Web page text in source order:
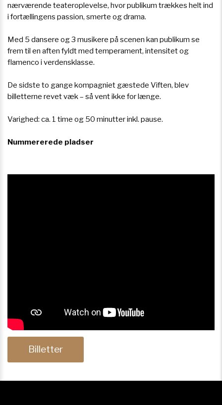
nærværende teateroplevelse, hvor publikum trækkes helt ind
i fortællingens passion, smerte og drama.
Med 5 dansere og 3 musikere på scenen kan publikum se
frem til en aften fyldt med temperament, intensitet og
flamenco i verdensklasse.
De sidste to gange kompagniet gæstede Viften, blev
billetterne revet væk – så vent ikke for længe.
Varighed: ca. 1 time og 50 minutter inkl. pause.
Nummererede pladser
Billetter